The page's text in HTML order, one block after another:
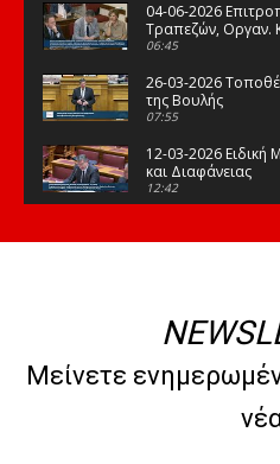
04-06-2026
Τραπεζών, Οργαν.
Φορέων Κοινων.
06:45
26-03-2026
της Βουλής
07:55
12-03-2026
και Διαφάνειας
12:42
της Βουλής
08:47
10-02-2026
Υποθέσεων
Μείνετε